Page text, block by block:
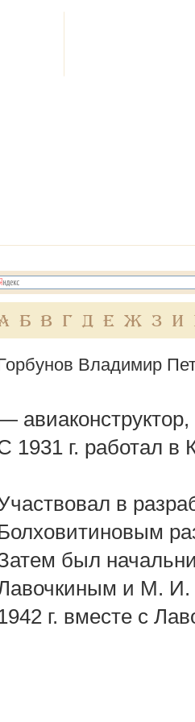
Б В Г Д Е Ж З И
Владимир
1931 г. работал
в
был
и М. И.
г. вместе с